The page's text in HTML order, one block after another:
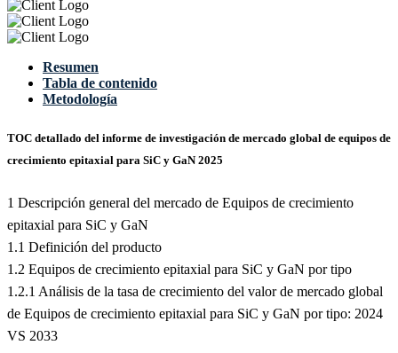
Resumen
Tabla de contenido
Metodología
TOC detallado del informe de investigación de mercado global de equipos de
crecimiento epitaxial para SiC y GaN 2025
1 Descripción general del mercado de Equipos de crecimiento
epitaxial para SiC y GaN
1.1 Definición del producto
1.2 Equipos de crecimiento epitaxial para SiC y GaN por tipo
1.2.1 Análisis de la tasa de crecimiento del valor de mercado global
de Equipos de crecimiento epitaxial para SiC y GaN por tipo: 2024
VS 2033